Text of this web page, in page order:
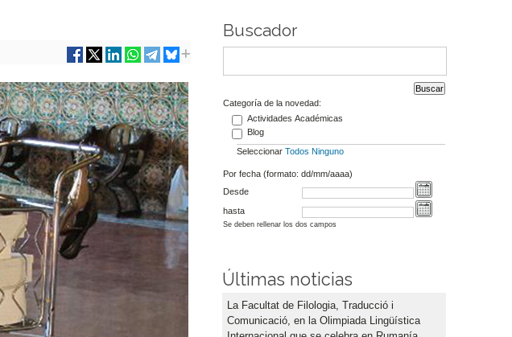
Buscador
Categoría de la novedad:
Actividades Académicas
Blog
Seleccionar Todos Ninguno
Por fecha (formato: dd/mm/aaaa)
Desde
hasta
Se deben rellenar los dos campos
Últimas noticias
La Facultat de Filologia, Traducció i
Comunicació, en la Olimpiada Lingüística